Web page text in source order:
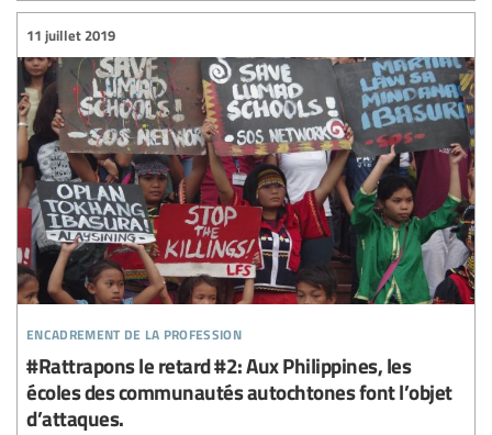
encadrement de la profession
11 juillet 2019
#Rattrapons le retard #2: Aux Philippines, les
écoles des communautés autochtones font l’objet
d’attaques.